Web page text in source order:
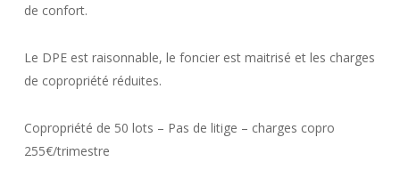
de confort.
Le DPE est raisonnable, le foncier est maitrisé et les charges
de copropriété réduites.
Copropriété de 50 lots – Pas de litige – charges copro
255€/trimestre